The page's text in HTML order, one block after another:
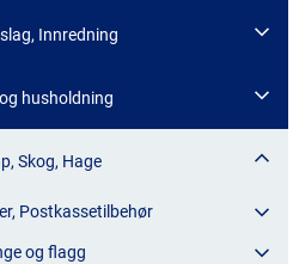
Innredning
husholdning
Skog, Hage
Postkassetilbehør
og flagg